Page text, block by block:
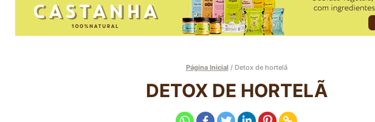
Página Inicial/ Detox de hortelã
DETOX DE HORTELÃ